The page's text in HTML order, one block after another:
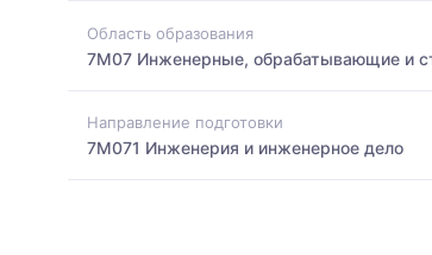
Область образования
7M07 Инженерные, обрабатывающие и
Направление подготовки
7M071 Инженерия и инженерное дело